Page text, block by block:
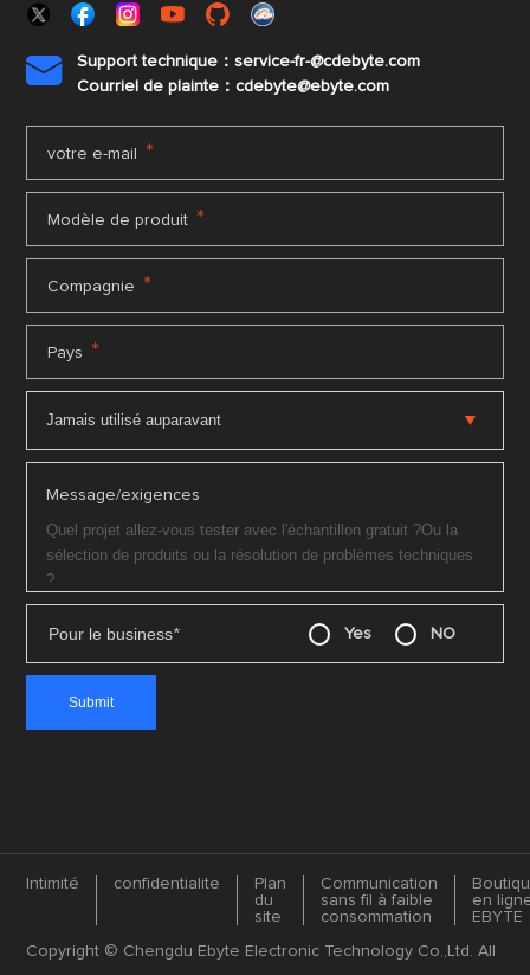

Support technique：service-fr-@cdebyte.com
Courriel de plainte：cdebyte@ebyte.com
votre e-mail *
Modèle de produit *
Compagnie *
Pays *
Message/exigences
Pour le business* Yes NO
Intimité confidentialite
Plan
du
site
Communication
sans fil à faible
consommation
en
EBYTE
Copyright © Chengdu Ebyte Electronic Technology Co.,Ltd. All